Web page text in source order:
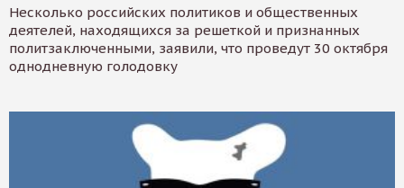
Несколько российских политиков и общественных
деятелей, находящихся за решеткой и признанных
политзаключенными, заявили, что проведут 30 октября
однодневную голодовку